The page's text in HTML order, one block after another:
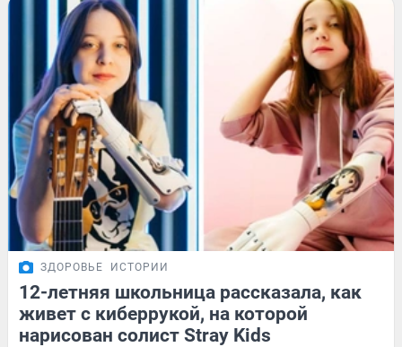
ЗДОРОВЬЕ ИСТОРИИ
12-летняя школьница рассказала, как
живет с киберрукой, на которой
нарисован солист Stray Kids